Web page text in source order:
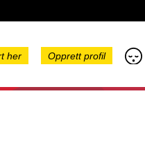
her Opprett profil